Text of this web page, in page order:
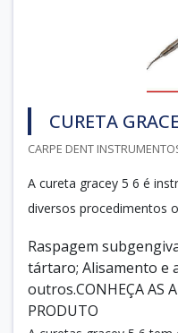
CURETA
CARPE DENT
A cureta gracey 5 6 é
diversos procedimentos
Raspagem
tártaro; Alisamento e
outros.CONHEÇA AS
PRODUTO